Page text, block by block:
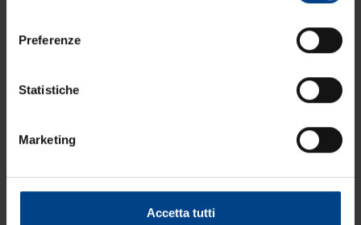
Preferenze
Statistiche
Marketing
Accetta tutti